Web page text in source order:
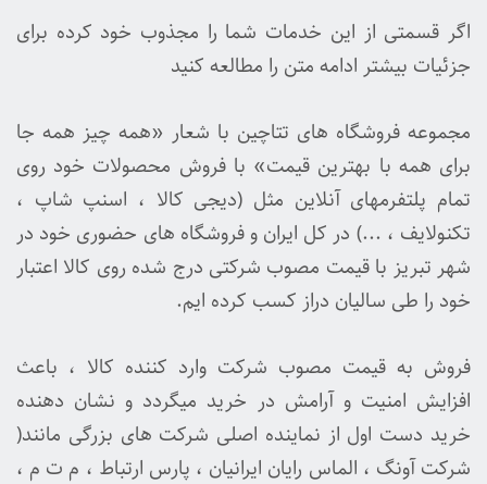
اگر قسمتی از این خدمات شما را مجذوب خود کرده برای
جزئیات بیشتر ادامه متن را مطالعه کنید
مجموعه فروشگاه های تتاچین با شعار «همه چیز همه جا
برای همه با بهترین قیمت» با فروش محصولات خود روی
تمام پلتفرمهای آنلاین مثل (دیجی کالا ، اسنپ شاپ ،
تکنولایف ، ...) در کل ایران و فروشگاه های حضوری خود در
شهر تبریز با قیمت مصوب شرکتی درج شده روی کالا اعتبار
خود را طی سالیان دراز کسب کرده ایم.
فروش به قیمت مصوب شرکت وارد کننده کالا ، باعث
افزایش امنیت و آرامش در خرید میگردد و نشان دهنده
خرید دست اول از نماینده اصلی شرکت های بزرگی مانند(
شرکت آونگ ، الماس رایان ایرانیان ، پارس ارتباط ، م ت م ،